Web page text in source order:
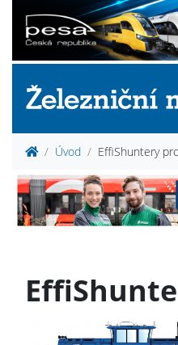
Úvod EffiShuntery